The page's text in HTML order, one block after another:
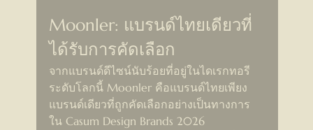
Moonler: แบรนด์ไทยเดียวที่
ได้รับการคัดเลือก
จากแบรนด์ดีไซน์นับร้อยที่อยู่ในไดเรกทอรี
ระดับโลกนี้ Moonler คือแบรนด์ไทยเพียง
แบรนด์เดียวที่ถูกคัดเลือกอย่างเป็นทางการ
ใน Casum Design Brands 2026